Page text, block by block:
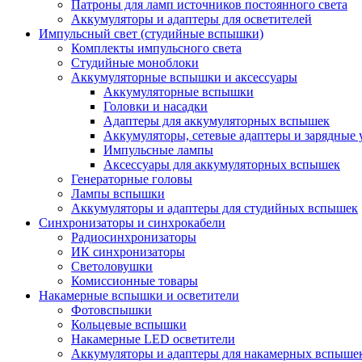
Патроны для ламп источников постоянного света
Аккумуляторы и адаптеры для осветителей
Импульсный свет (студийные вспышки)
Комплекты импульсного света
Студийные моноблоки
Аккумуляторные вспышки и аксессуары
Аккумуляторные вспышки
Головки и насадки
Адаптеры для аккумуляторных вспышек
Аккумуляторы, сетевые адаптеры и зарядные
Импульсные лампы
Аксессуары для аккумуляторных вспышек
Генераторные головы
Лампы вспышки
Аккумуляторы и адаптеры для студийных вспышек
Синхронизаторы и синхрокабели
Радиосинхронизаторы
ИК синхронизаторы
Светоловушки
Комиссионные товары
Накамерные вспышки и осветители
Фотовспышки
Кольцевые вспышки
Накамерные LED осветители
Аккумуляторы и адаптеры для накамерных